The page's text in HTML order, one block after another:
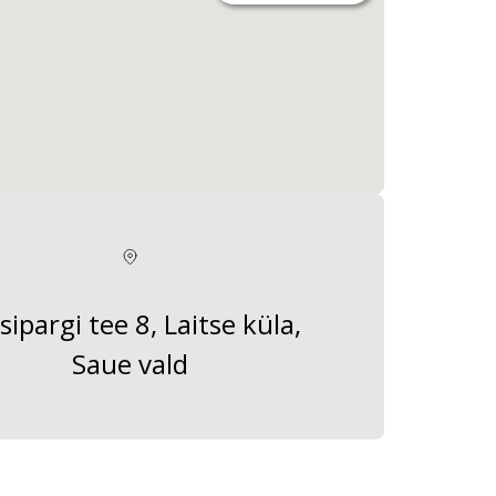
tee 8, Laitse küla,
Saue vald